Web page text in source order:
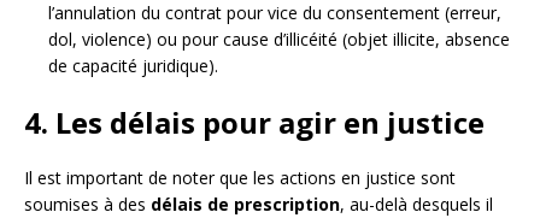
l’annulation du contrat pour vice du consentement (erreur,
dol, violence) ou pour cause d’illicéité (objet illicite, absence
de capacité juridique).
4. Les délais pour agir en justice
Il est important de noter que les actions en justice sont
soumises à des délais de prescription, au-delà desquels il